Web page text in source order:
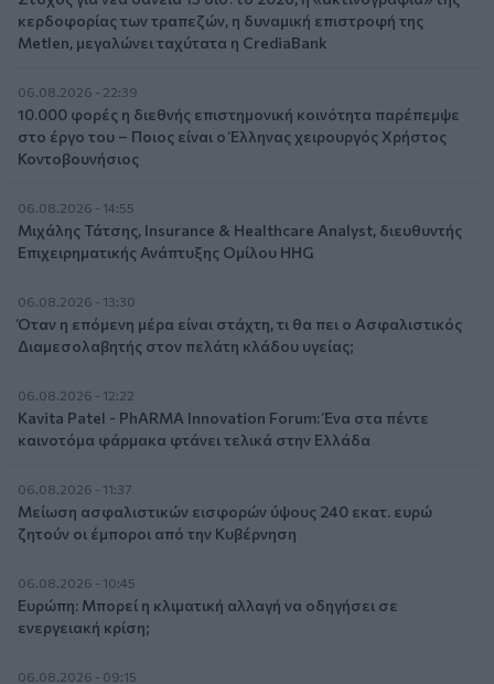
κερδοφορίας των τραπεζών, η δυναμική επιστροφή της
Metlen, μεγαλώνει ταχύτατα η CrediaBank
06.08.2026 - 22:39
10.000 φορές η διεθνής επιστημονική κοινότητα παρέπεμψε
στο έργο του – Ποιος είναι ο Έλληνας χειρουργός Χρήστος
Κοντοβουνήσιος
06.08.2026 - 14:55
Μιχάλης Τάτσης, Insurance & Healthcare Analyst, διευθυντής
Επιχειρηματικής Ανάπτυξης Ομίλου HHG
06.08.2026 - 13:30
Όταν η επόμενη μέρα είναι στάχτη, τι θα πει ο Ασφαλιστικός
Διαμεσολαβητής στον πελάτη κλάδου υγείας;
06.08.2026 - 12:22
Kavita Patel - PhARMA Innovation Forum: Ένα στα πέντε
καινοτόμα φάρμακα φτάνει τελικά στην Ελλάδα
06.08.2026 - 11:37
Μείωση ασφαλιστικών εισφορών ύψους 240 εκατ. ευρώ
ζητούν οι έμποροι από την Κυβέρνηση
06.08.2026 - 10:45
Ευρώπη: Μπορεί η κλιματική αλλαγή να οδηγήσει σε
ενεργειακή κρίση;
06.08.2026 - 09:15